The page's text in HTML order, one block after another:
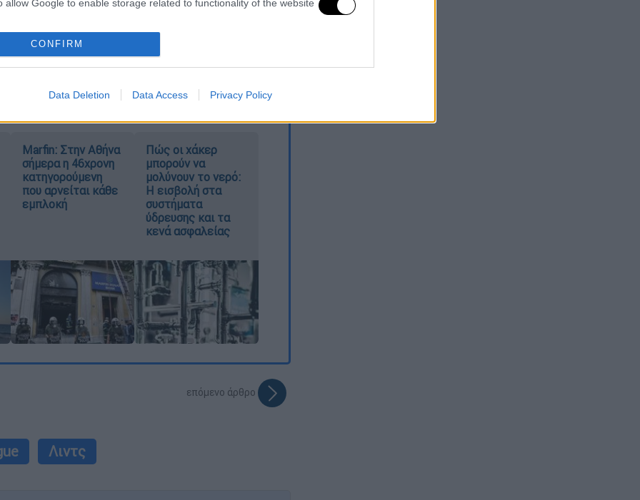
allow Google to enable storage related to functionality of the website
allow Google to enable storage related to personalization.
functionality and fraud prevention, and other user protection.
CONFIRM
Data Deletion Data Access Privacy Policy
more than you will ever know…
hqlcSHoJZL
Marfin: Στην Αθήνα
σήμερα η 46χρονη
κατηγορούμενη
που αρνείται κάθε
εμπλοκή
Πώς οι χάκερ
μπορούν να
μολύνουν το νερό:
Η εισβολή στα
συστήματα
ύδρευσης και τα
κενά ασφαλείας
επόμενο άρθρο
Λιντς